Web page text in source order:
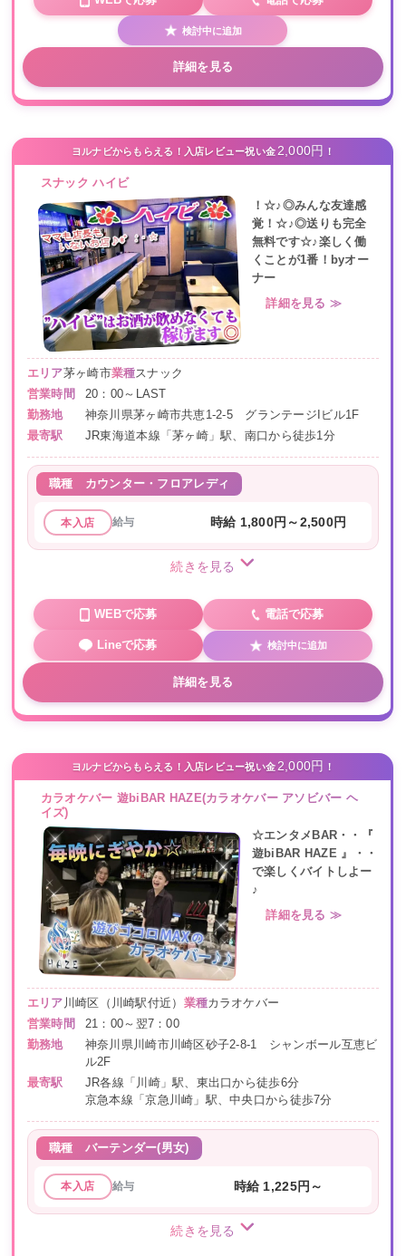
検討中に追加
詳細を見る
ヨルナビからもらえる！入店レビュー祝い金2,000円 ！
スナック ハイビ
！☆♪◎みんな友達感
覚！☆♪◎送りも完全
無料です☆♪楽しく働
くことが1番！byオー
ナー
詳細を見る ≫
エリア茅ヶ崎市業種スナック
営業時間
20：00～LAST
勤務地
神奈川県茅ヶ崎市共恵1-2-5 グランテージIビル1F
最寄駅
JR東海道本線「茅ヶ崎」駅、南口から徒歩1分
職種 カウンター・フロアレディ
本入店 給与 時給 1,800円～2,500円
続きを見る
WEBで応募 電話で応募
Lineで応募 検討中に追加
詳細を見る
ヨルナビからもらえる！入店レビュー祝い金2,000円 ！
カラオケバー 遊biBAR HAZE(カラオケバー アソビバー ヘ
イズ)
☆エンタメBAR・・『
遊biBAR HAZE 』・・
で楽しくバイトしよー
♪
詳細を見る ≫
エリア 川崎区（川崎駅付近） 業種カラオケバー
営業時間
21：00～翌7：00
勤務地
神奈川県川崎市川崎区砂子2-8-1 シャンボール互恵ビ
ル2F
最寄駅
JR各線「川崎」駅、東出口から徒歩6分
京急本線「京急川崎」駅、中央口から徒歩7分
職種 バーテンダー(男女)
本入店 給与 時給 1,225円～
続きを見る